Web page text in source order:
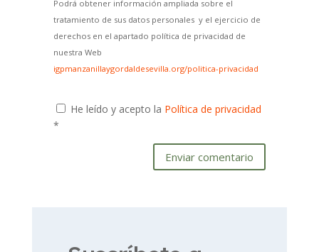
Podrá obtener información ampliada sobre el
tratamiento de sus datos personales y el ejercicio de
derechos en el apartado política de privacidad de
nuestra Web
igpmanzanillaygordaldesevilla.org/politica-privacidad
He leído y acepto la Política de privacidad
*
Enviar comentario